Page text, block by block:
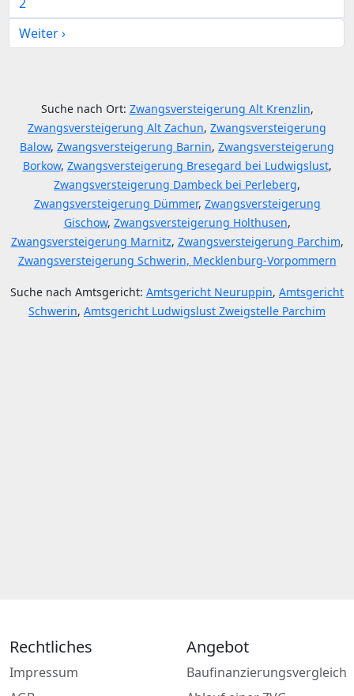
Weiter ›
Suche nach Ort: Zwangsversteigerung Alt Krenzlin,
Zwangsversteigerung Alt Zachun, Zwangsversteigerung
Balow, Zwangsversteigerung Barnin, Zwangsversteigerung
Borkow, Zwangsversteigerung Bresegard bei Ludwigslust,
Zwangsversteigerung Dambeck bei Perleberg,
Zwangsversteigerung Dümmer, Zwangsversteigerung
Gischow, Zwangsversteigerung Holthusen,
Zwangsversteigerung Marnitz, Zwangsversteigerung Parchim,
Zwangsversteigerung Schwerin, Mecklenburg-Vorpommern
Suche nach Amtsgericht: Amtsgericht Neuruppin, Amtsgericht
Schwerin, Amtsgericht Ludwigslust Zweigstelle Parchim
Rechtliches
Impressum
Angebot
Baufinanzierungsvergleich